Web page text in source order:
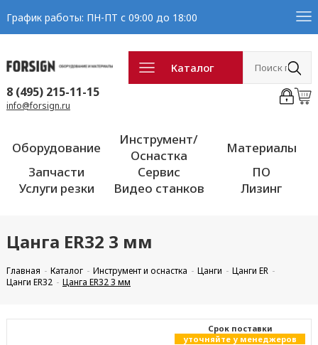
График работы: ПН-ПТ с 09:00 до 18:00
Каталог
8 (495) 215-11-15
info@forsign.ru
Оборудование
Инструмент/
Оснастка
Материалы
Запчасти
Сервис
ПО
Услуги резки
Видео станков Лизинг
Цанга ER32 3 мм
Главная Каталог Инструмент и оснастка Цанги
Цанги ER
Цанги ER32
Цанга ER32 3 мм
Cрок поставки
уточняйте у менеджеров